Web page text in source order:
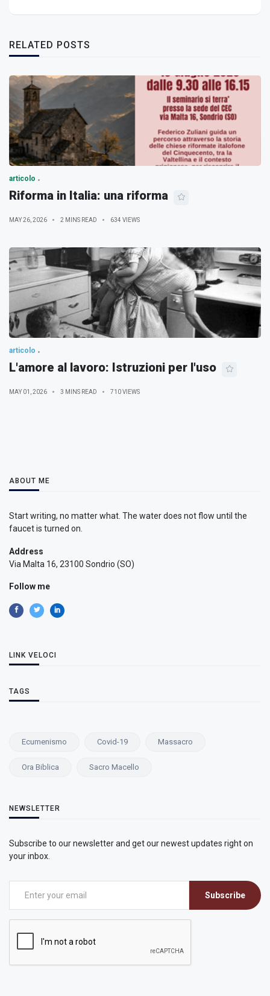
RELATED POSTS
articolo
Riforma in Italia: una riforma
MAY 26, 2026 2 MINS READ 634 VIEWS
articolo
L'amore al lavoro: Istruzioni per l'uso
MAY 01, 2026 3 MINS READ 710 VIEWS
ABOUT ME
Start writing, no matter what. The water does not flow until the
faucet is turned on.
Address
Via Malta 16, 23100 Sondrio (SO)
Follow me
LINK VELOCI
TAGS
Ecumenismo Covid-19 Massacro
Ora Biblica Sacro Macello
NEWSLETTER
Subscribe to our newsletter and get our newest updates right on
your inbox.
Subscribe